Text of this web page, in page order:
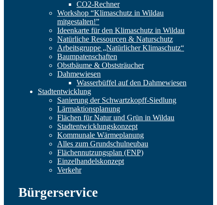
CO2-Rechner
Workshop “Klimaschutz in Wildau
mitgestalten!”
Ideenkarte für den Klimaschutz in Wildau
Natürliche Ressourcen & Naturschutz
Arbeitsgruppe „Natürlicher Klimaschutz“
Baumpatenschaften
Obstbäume & Obststräucher
Dahmewiesen
Wasserbüffel auf den Dahmewiesen
Stadtentwicklung
Sanierung der Schwartzkopff-Siedlung
Lärmaktionsplanung
Flächen für Natur und Grün in Wildau
Stadtentwicklungskonzept
Kommunale Wärmeplanung
Alles zum Grundschulneubau
Flächennutzungsplan (FNP)
Einzelhandelskonzept
Verkehr
Bürgerservice